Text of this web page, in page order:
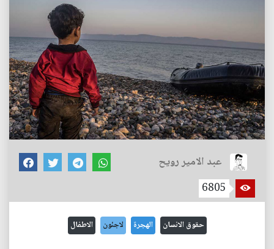
عبد الامير رويح
6805
حقوق الانسان الهجرة لاجئون الاطفال